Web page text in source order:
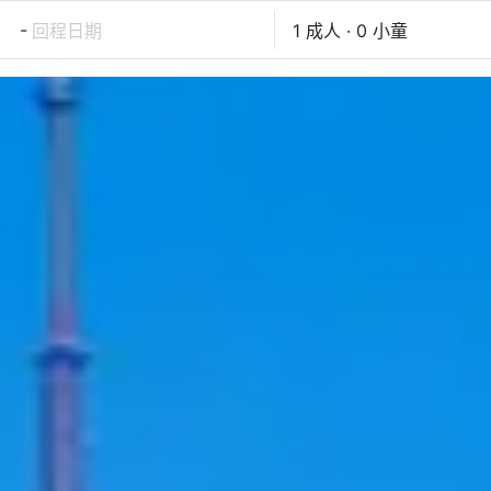
- 回程日期 1 成人 · 0 小童